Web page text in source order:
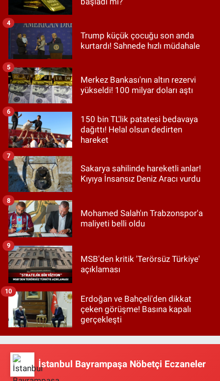
Trump küçük çocuğu son anda
kurtardı! Sahnede hızlı müdahale
4
Merkez Bankası'nın altın rezervi
yükseldi! 100 milyar doları aştı
5
150 bin TL'lik patatesi bedavaya
dağıttı! Helal olsun dedirten
hareket
6
Sakarya sahilinde hareketli anlar!
Kıyıya İnsansız Deniz Aracı vurdu
7
Mohamed Salah'ın Trabzonspor'a
maliyeti belli oldu
8
MSB'den kritik 'Terörsüz Türkiye'
açıklaması
9
Erdoğan ve Bahçeli'den dikkat
çeken görüşme! Basına kapalı
gerçekleşti
10
İstanbul Bayrampaşa Nöbetçi Eczaneler